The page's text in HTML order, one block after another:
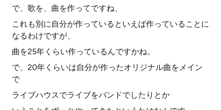
で、歌を、曲を作ってですね、
これも別に自分が作っているといえば作っていることに
なるわけですが、
曲を25年くらい作っているんですかね。
で、20年くらいは自分が作ったオリジナル曲をメイン
で
ライブハウスでライブをバンドでしたりとか